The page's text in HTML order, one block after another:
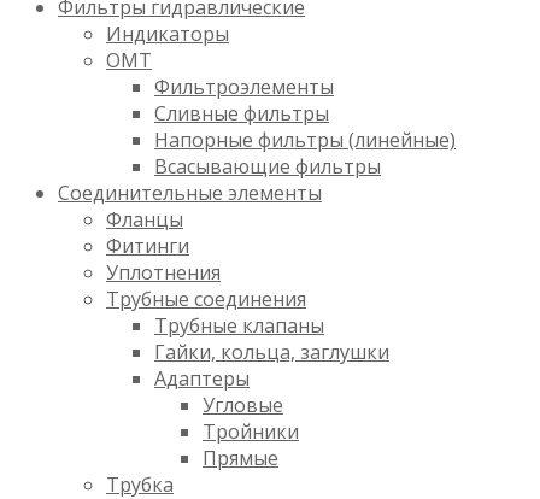
Фильтры гидравлические
Индикаторы
OMT
Фильтроэлементы
Сливные фильтры
Напорные фильтры (линейные)
Всасывающие фильтры
Соединительные элементы
Фланцы
Фитинги
Уплотнения
Трубные соединения
Трубные клапаны
Гайки, кольца, заглушки
Адаптеры
Угловые
Тройники
Прямые
Трубка